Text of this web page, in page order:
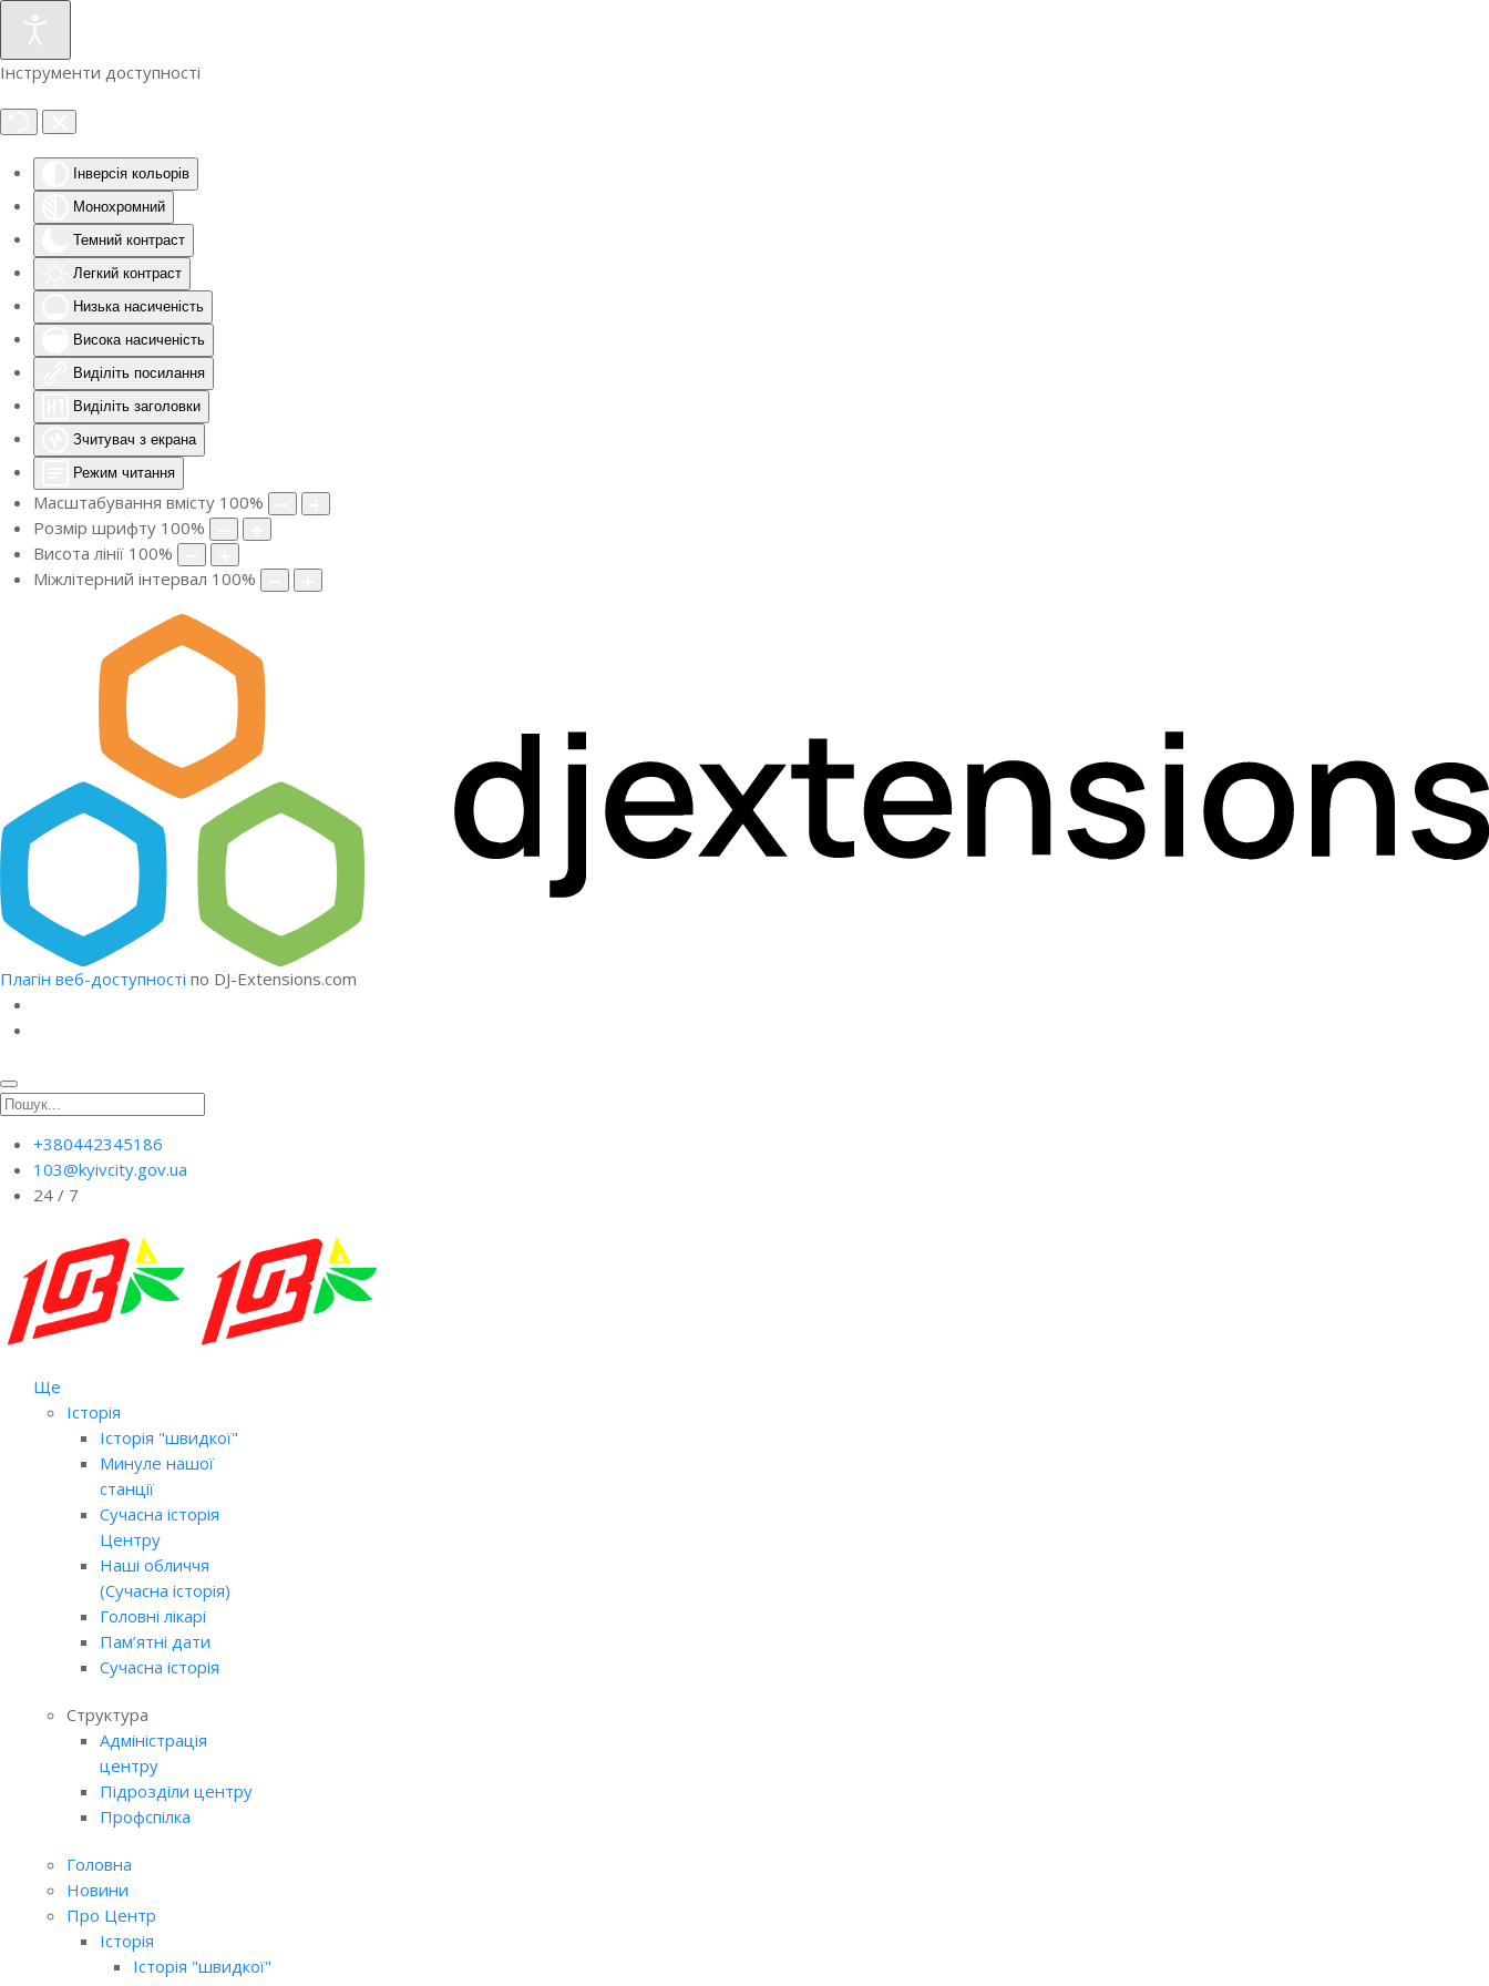
Інструменти доступності
Інверсія кольорів
Монохромний
Темний контраст
Легкий контраст
Низька насиченість
Висока насиченість
Виділіть посилання
Виділіть заголовки
Зчитувач з екрана
Режим читання
Масштабування вмісту 100%
Розмір шрифту 100%
Висота лінії 100%
Міжлітерний інтервал 100%
Плагін веб-доступності по DJ-Extensions.com
+380442345186
103@kyivcity.gov.ua
24 / 7
Ще
Історія
Історія "швидкої"
Минуле нашої
станції
Сучасна історія
Центру
Наші обличчя
(Сучасна історія)
Головні лікарі
Пам’ятні дати
Сучасна історія
Структура
Адміністрація
центру
Підрозділи центру
Профспілка
Головна
Новини
Про Центр
Історія
Історія "швидкої"